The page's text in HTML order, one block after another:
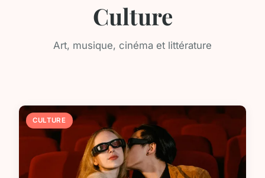
Culture
Art, musique, cinéma et littérature
CULTURE